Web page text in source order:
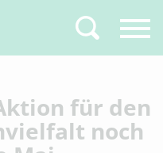
2 or more
for results.für den
noch